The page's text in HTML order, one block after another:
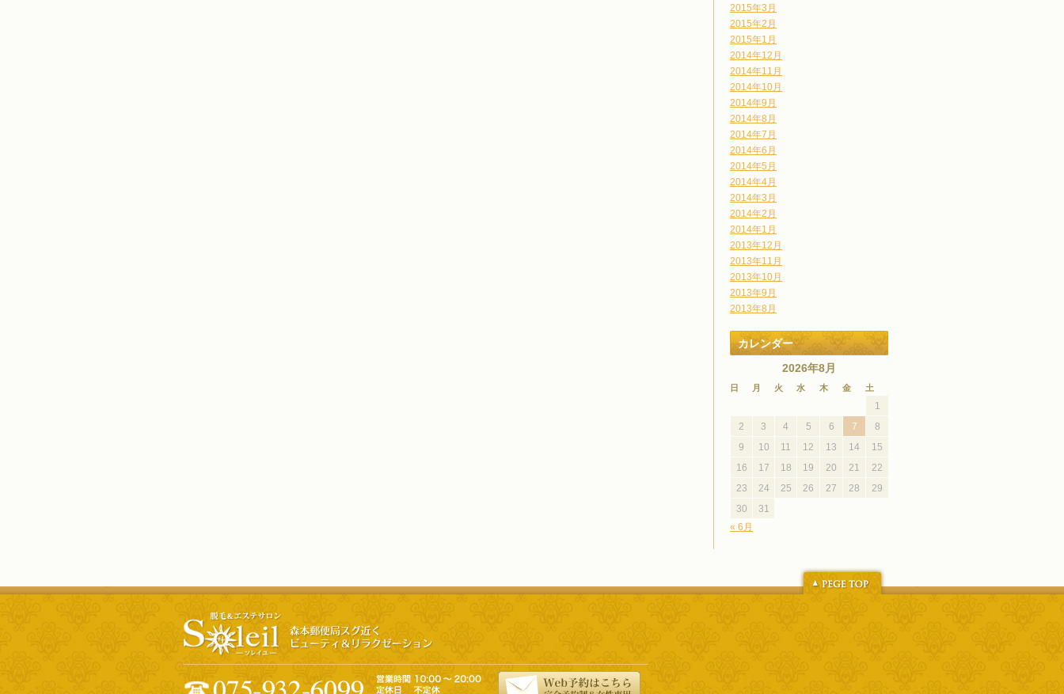
2015年3月
2015年2月
2015年1月
2014年12月
2014年11月
2014年10月
2014年9月
2014年8月
2014年7月
2014年6月
2014年5月
2014年4月
2014年3月
2014年2月
2014年1月
2013年12月
2013年11月
2013年10月
2013年9月
2013年8月
カレンダー
2026年8月
日 月 火 水 木 金 土
« 6月
1
2
3 4 5 6 7
8
9
10 11 12 13 14
15
16
17 18 19 20 21
22
23
24 25 26 27 28
29
30
31